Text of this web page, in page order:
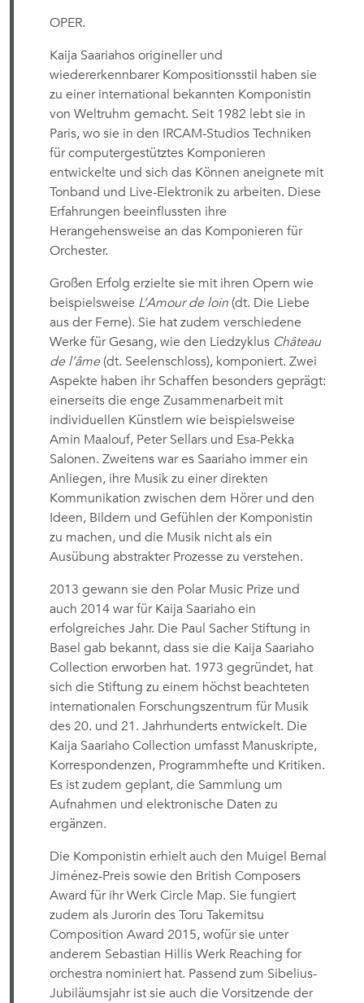
OPER.
Kaija Saariahos origineller und
wiedererkennbarer Kompositionsstil haben sie
zu einer international bekannten Komponistin
von Weltruhm gemacht. Seit 1982 lebt sie in
Paris, wo sie in den IRCAM-Studios Techniken
für computergestütztes Komponieren
entwickelte und sich das Können aneignete mit
Tonband und Live-Elektronik zu arbeiten. Diese
Erfahrungen beeinflussten ihre
Herangehensweise an das Komponieren für
Orchester.
Großen Erfolg erzielte sie mit ihren Opern wie
beispielsweise L’Amour de loin (dt. Die Liebe
aus der Ferne). Sie hat zudem verschiedene
Werke für Gesang, wie den Liedzyklus Château
de l’âme (dt. Seelenschloss), komponiert. Zwei
Aspekte haben ihr Schaffen besonders geprägt:
einerseits die enge Zusammenarbeit mit
individuellen Künstlern wie beispielsweise
Amin Maalouf, Peter Sellars und Esa-Pekka
Salonen. Zweitens war es Saariaho immer ein
Anliegen, ihre Musik zu einer direkten
Kommunikation zwischen dem Hörer und den
Ideen, Bildern und Gefühlen der Komponistin
zu machen, und die Musik nicht als ein
Ausübung abstrakter Prozesse zu verstehen.
2013 gewann sie den Polar Music Prize und
auch 2014 war für Kaija Saariaho ein
erfolgreiches Jahr. Die Paul Sacher Stiftung in
Basel gab bekannt, dass sie die Kaija Saariaho
Collection erworben hat. 1973 gegründet, hat
sich die Stiftung zu einem höchst beachteten
internationalen Forschungszentrum für Musik
des 20. und 21. Jahrhunderts entwickelt. Die
Kaija Saariaho Collection umfasst Manuskripte,
Korrespondenzen, Programmhefte und Kritiken.
Es ist zudem geplant, die Sammlung um
Aufnahmen und elektronische Daten zu
ergänzen.
Die Komponistin erhielt auch den Muigel Bernal
Jiménez-Preis sowie den British Composers
Award für ihr Werk Circle Map. Sie fungiert
zudem als Jurorin des Toru Takemitsu
Composition Award 2015, wofür sie unter
anderem Sebastian Hillis Werk Reaching for
orchestra nominiert hat. Passend zum Sibelius-
Jubiläumsjahr ist sie auch die Vorsitzende der